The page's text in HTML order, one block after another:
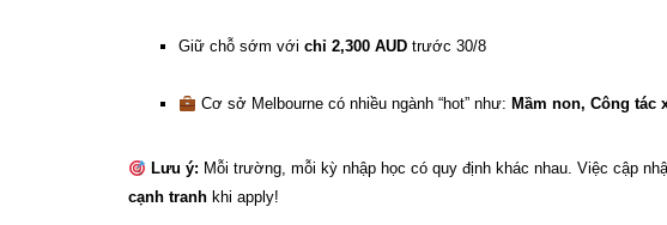
Giữ chỗ sớm với chỉ 2,300 AUD trước 30/8
Cơ sở Melbourne có nhiều ngành “hot” như: Mầm non, Công tác
Lưu ý: Mỗi trường, mỗi kỳ nhập học có quy định khác nhau. Việc cập
cạnh tranh khi apply!